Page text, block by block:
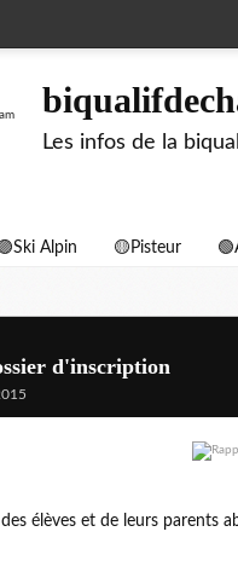
Les infos de la
Alpin 🟡Pisteur
d'inscription
élèves et de leurs parents